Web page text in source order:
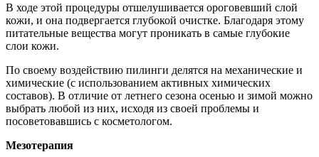
В ходе этой процедуры отшелушивается ороговевший слой
кожи, и она подвергается глубокой очистке. Благодаря этому
питательные вещества могут проникать в самые глубокие
слои кожи.
По своему воздействию пилинги делятся на механические и
химические (с использованием активных химических
составов). В отличие от летнего сезона осенью и зимой можно
выбрать любой из них, исходя из своей проблемы и
посоветовавшись с косметологом.
Мезотерапия